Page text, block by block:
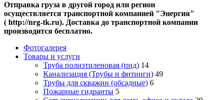
Отправка груза в другой город или регион
осуществляется транспортной компанией "Энергия"
( http://nrg-tk.ru). Доставка до транспортной компании
производится бесплатно.
Фотогалерея
Товары и услуги
Труба полиэтиленовая (пнд) 14
Канализация (Трубы и фитинги) 49
Трубы для скважин (обсадные) 6
Пожарные гидранты 5